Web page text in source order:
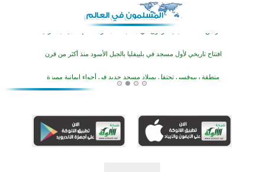
افتتاح تاريخي لأول مسجد في بلييفليا بالجبل الأسود منذ أكثر من قرن
منطقة ريبوفسي تحتفل بميلاد مسجد جديد في أجواء إيمانية مميزة
أكبر مشروع إسلامي في ريف أستراليا يفتتح أبوابه بعد سنوات من العمل والعطاء
اختتام الدورة التاسعة لمسابقة حفظ وتلاوة القرآن الكريم في أزناكاييف